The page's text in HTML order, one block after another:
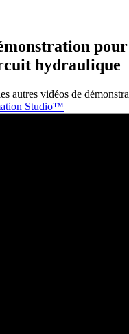
hydraulique
autres vidéos de
Studio™